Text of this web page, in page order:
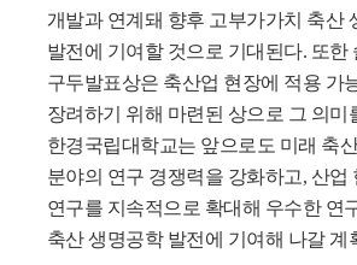
개발과 연계돼 향후 고부가가치 축산
발전에 기여할 것으로 기대된다. 또한
구두발표상은 축산업 현장에 적용 가
장려하기 위해 마련된 상으로 그 의미
한경국립대학교는 앞으로도 미래 축
분야의 연구 경쟁력을 강화하고, 산업
연구를 지속적으로 확대해 우수한 연
축산 생명공학 발전에 기여해 나갈 계